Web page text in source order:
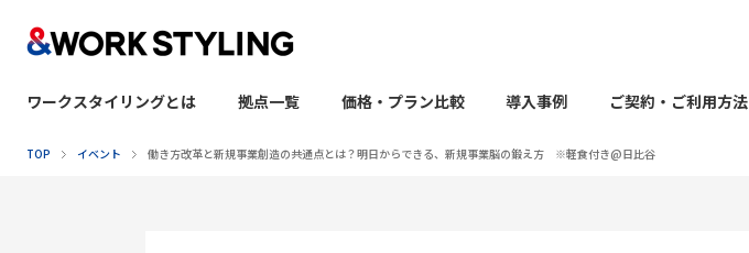
ワークスタイリングとは 拠点一覧 価格・プラン比較 導入事例 ご契約・ご利用方法
TOP イベント 働き方改革と新規事業創造の共通点とは？明日からできる、新規事業脳の鍛え方 ※軽食付き@日比谷